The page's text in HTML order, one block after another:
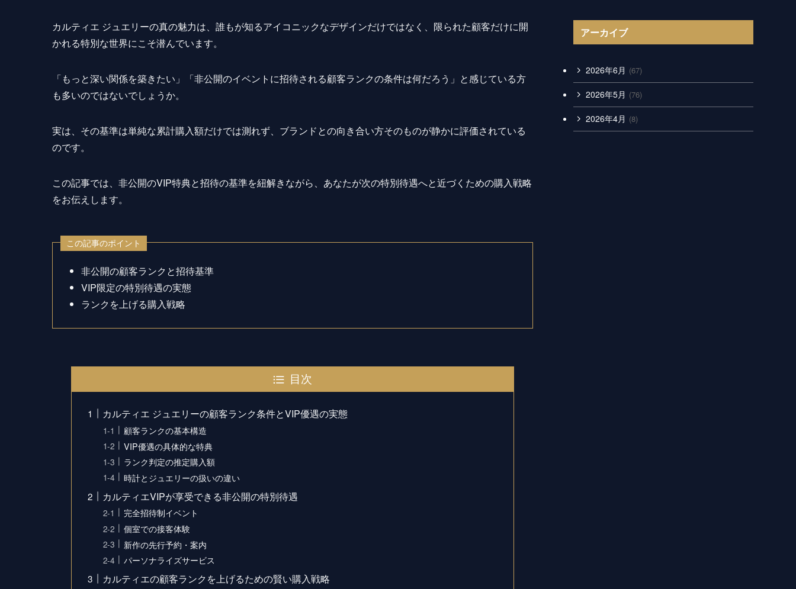
カルティエ ジュエリーの真の魅力は、誰もが知るアイコニックなデザインだけではなく、限られた顧客だけに開
かれる特別な世界にこそ潜んでいます。
「もっと深い関係を築きたい」「非公開のイベントに招待される顧客ランクの条件は何だろう」と感じている方
も多いのではないでしょうか。
実は、その基準は単純な累計購入額だけでは測れず、ブランドとの向き合い方そのものが静かに評価されている
のです。
この記事では、非公開のVIP特典と招待の基準を紐解きながら、あなたが次の特別待遇へと近づくための購入戦略
をお伝えします。
この記事のポイント
非公開の顧客ランクと招待基準
VIP限定の特別待遇の実態
ランクを上げる購入戦略
目次
カルティエ ジュエリーの顧客ランク条件とVIP優遇の実態
顧客ランクの基本構造
VIP優遇の具体的な特典
ランク判定の推定購入額
時計とジュエリーの扱いの違い
カルティエVIPが享受できる非公開の特別待遇
完全招待制イベント
個室での接客体験
新作の先行予約・案内
パーソナライズサービス
カルティエの顧客ランクを上げるための賢い購入戦略
アーカイブ
2026年6月 (67)
2026年5月 (76)
2026年4月 (8)